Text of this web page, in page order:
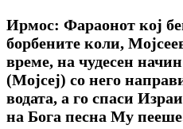
Ирмос: Фараонот кој
борбените коли,
време, на чудесен
(Мојсеј) со него
водата, а го спаси
на Бога песна Му